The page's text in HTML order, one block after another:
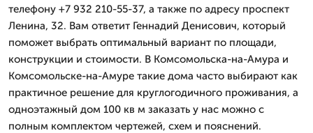
телефону +7 932 210-55-37, а также по адресу проспект
Ленина, 32. Вам ответит Геннадий Денисович, который
поможет выбрать оптимальный вариант по площади,
конструкции и стоимости. В Комсомольска-на-Амура и
Комсомольске-на-Амуре такие дома часто выбирают как
практичное решение для круглогодичного проживания, а
одноэтажный дом 100 кв м заказать у нас можно с
полным комплектом чертежей, схем и пояснений.